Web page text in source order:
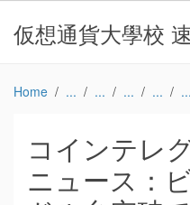
仮想通貨大學校
Home
コインテレ
ニュース：